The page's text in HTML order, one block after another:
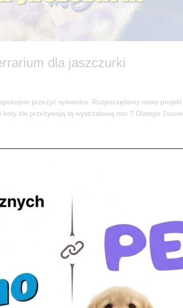
dla jaszczurki
przeżyć sylwestra. Rozpoczęliśmy nowy projekt
źle przeżywają tą wystrzałową noc ? Dlatego